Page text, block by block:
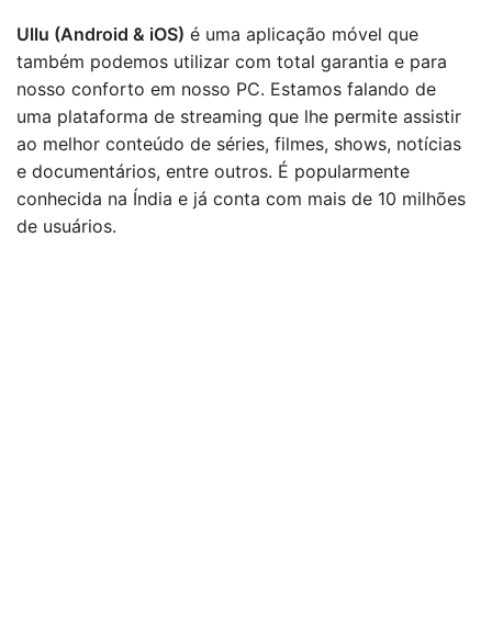
Ullu (Android & iOS) é uma aplicação móvel que
também podemos utilizar com total garantia e para
nosso conforto em nosso PC. Estamos falando de
uma plataforma de streaming que lhe permite assistir
ao melhor conteúdo de séries, filmes, shows, notícias
e documentários, entre outros. É popularmente
conhecida na Índia e já conta com mais de 10 milhões
de usuários.